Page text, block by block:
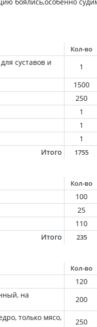
Кол-во
суставов и
1
1500
250
1
1
1
Итого
1755
Кол-во
100
25
110
Итого
235
Кол-во
120
на
200
только мясо,
250